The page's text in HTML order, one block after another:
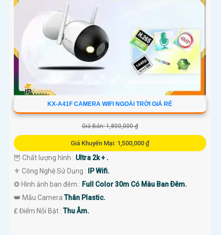
KX-A41F CAMERA WIFI NGOÀI TRỜI GIÁ RẺ
Giá Bán: 1,800,000 ₫
Giá Khuyến Mại: 1,500,000 ₫
🦉 Chất lượng hình : Ultra 2k + .
⚜️ Công Nghệ Sử Dụng :
IP Wifi.
❂ Hình ảnh ban đêm : Full Color 30m Có Màu Ban Ðêm.
👑 Mẫu CameraThân Plastic.
️₤ Điểm Nỗi Bật :Thu Âm.